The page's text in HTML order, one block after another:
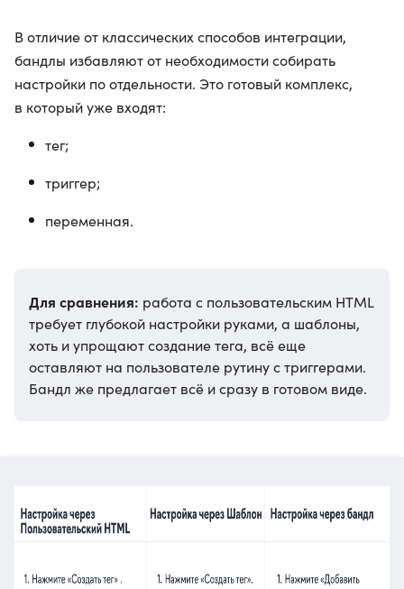
В отличие от классических способов интеграции,
бандлы избавляют от необходимости собирать
настройки по отдельности. Это готовый комплекс,
в который уже входят:
тег;
триггер;
переменная.
Для сравнения: работа с пользовательским HTML
требует глубокой настройки руками, а шаблоны,
хоть и упрощают создание тега, всё еще
оставляют на пользователе рутину с триггерами.
Бандл же предлагает всё и сразу в готовом виде.